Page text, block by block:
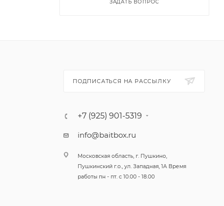
ЗАДАТЬ ВОПРОС
ПОДПИСАТЬСЯ НА РАССЫЛКУ
+7 (925) 901-5319
info@baitbox.ru
Московская область, г. Пушкино,
Пушкинский г.о., ул. Западная, 1А Время
работы пн - пт. с 10.00 - 18.00